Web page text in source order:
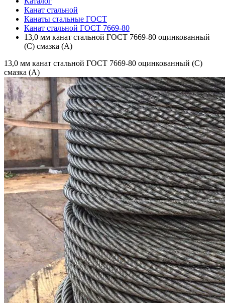
Канат стальной
Канаты стальные ГОСТ
Канат стальной ГОСТ 7669-80
13,0 мм канат стальной ГОСТ 7669-80 оцинкованный
(С) смазка (А)
13,0 мм канат стальной ГОСТ 7669-80 оцинкованный (С)
смазка (А)